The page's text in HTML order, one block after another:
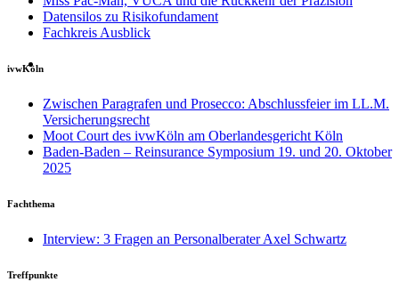
Datensilos zu Risikofundament
Fachkreis Ausblick
ivwKöln
Zwischen Paragrafen und Prosecco: Abschlussfeier im LL.M.
Versicherungsrecht
Moot Court des ivwKöln am Oberlandesgericht Köln
Baden-Baden – Reinsurance Symposium 19. und 20. Oktober
2025
Fachthema
Interview: 3 Fragen an Personalberater Axel Schwartz
Treffpunkte